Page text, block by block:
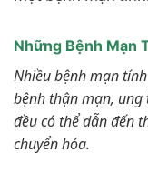
Những Bệnh Mạn
Nhiều bệnh mạn
bệnh thận mạn,
đều có thể dẫn đến
chuyển hóa.